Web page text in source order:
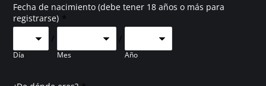
Fecha de nacimiento (debe tener 18 años o más para
registrarse) *
Día
/
Mes
/
Año